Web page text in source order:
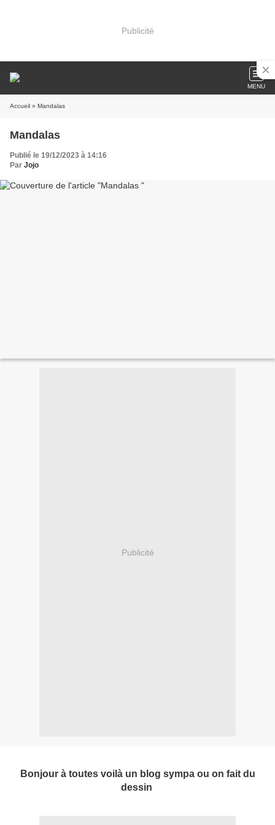
Publicité
MENU
Accueil » Mandalas
Mandalas
Publié le 19/12/2023 à 14:16
Par Jojo
Publicité
Bonjour à toutes voilà un blog sympa ou on fait du
dessin